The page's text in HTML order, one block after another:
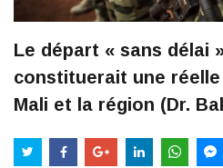
Le départ « sans délai
constituerait une
Mali et la région (Dr.